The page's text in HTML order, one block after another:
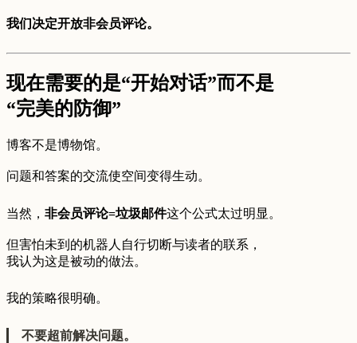
我们决定开放非会员评论。
现在需要的是“开始对话”而不是
“完美的防御”
博客不是博物馆。
问题和答案的交流使空间变得生动。
当然， 非会员评论=垃圾邮件这个公式太过明显。
但害怕未到的机器人自行切断与读者的联系，
我认为这是被动的做法。
我的策略很明确。
不要超前解决问题。